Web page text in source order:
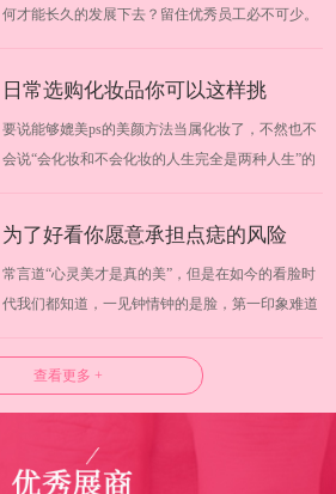
何才能长久的发展下去？留住优秀员工必不可少。
安排：2018年3月29日-31日 2018华中武汉美博会地
点：中国（武汉）文化博览中心 一、塑…
日常选购化妆品你可以这样挑
要说能够媲美ps的美颜方法当属化妆了，不然也不
会说“会化妆和不会化妆的人生完全是两种人生”的
化出无限可能，温婉还是野蛮，淑女还是迷人完全
可以有自己掌握。日常挑选化妆品你会…
为了好看你愿意承担点痣的风险
吗？
常言道“心灵美才是真的美”，但是在如今的看脸时
代我们都知道，一见钟情钟的是脸，第一印象难道
承担风险吗？许多人为了让皮肤更好看，使用各种
方法将皮肤上的痣去除，但是你知道吗，点痣也是
查看更多 +